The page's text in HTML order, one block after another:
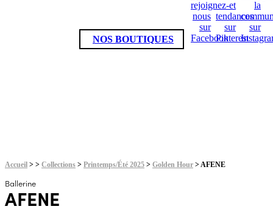
NOS BOUTIQUES
Accueil > > Collections > Printemps/Été 2025 > Golden Hour > AFENE
Ballerine
AFENE